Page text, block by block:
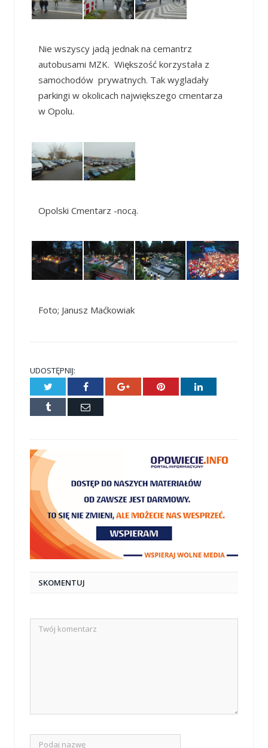
Nie wszyscy jadą jednak na cemantrz
autobusami MZK. Większość korzystała z
samochodów prywatnych. Tak wygladały
parkingi w okolicach największego cmentarza
w Opolu.
Opolski Cmentarz -nocą.
Foto; Janusz Maćkowiak
UDOSTĘPNIJ:
Twitter Facebook Google+ Pinterest LinkedIn
Tumblr
E-
SKOMENTUJ